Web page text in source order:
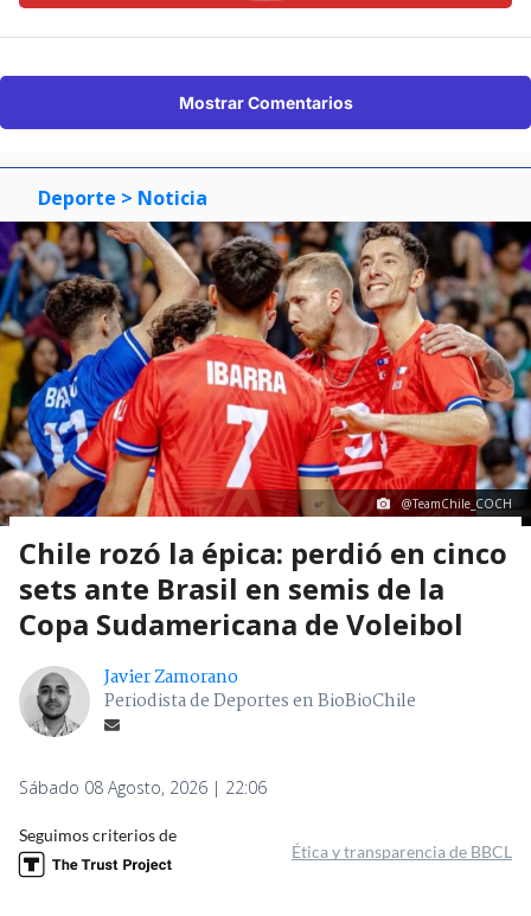
Mostrar Comentarios
Deporte > Noticia
@TeamChile_COCH
Chile rozó la épica: perdió en cinco
sets ante Brasil en semis de la
Copa Sudamericana de Voleibol
Javier Zamorano
Periodista de Deportes en BioBioChile
Sábado 08 Agosto, 2026 | 22:06
Seguimos criterios de
Ética y transparencia de BBCL